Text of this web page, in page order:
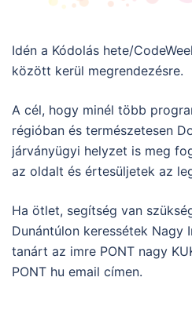
Idén a Kódolás hete/
között kerül megrendezésre.
A cél, hogy minél több
régióban és természetesen
járványügyi helyzet is meg
az oldalt és értesüljetek az
Ha ötlet, segítség van
Dunántúlon keressétek Nagy
tanárt az imre PONT nagy
PONT hu email címen.